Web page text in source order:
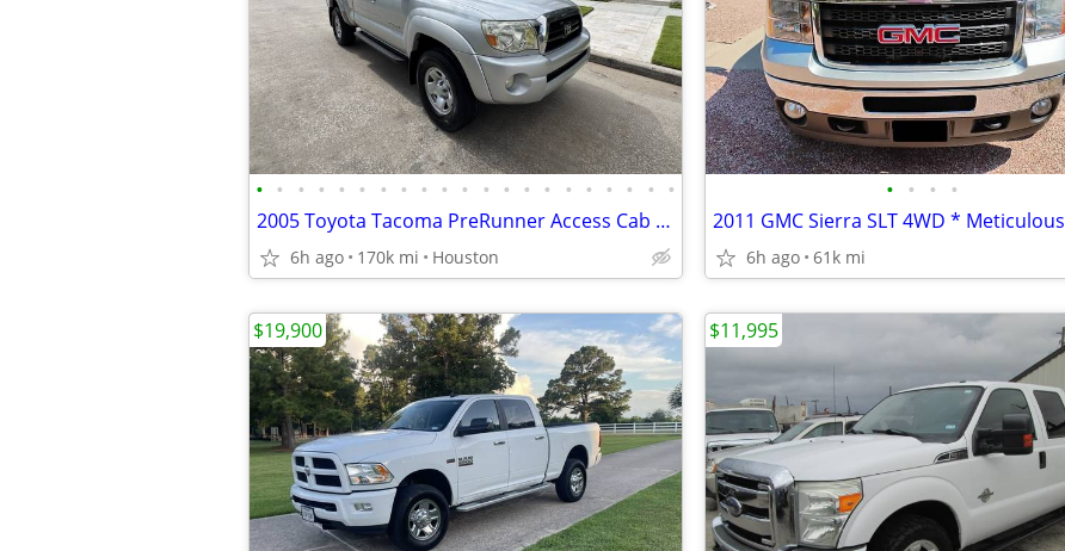
• • • • • • • • • • • • • • • • • • • • •
2005 Toyota Tacoma PreRunner Access Cab - 4.0L V6 - 2WD - Clean Title
6h ago 170k mi Houston
• • • •
6h ago 61k mi
$19,900 $11,995